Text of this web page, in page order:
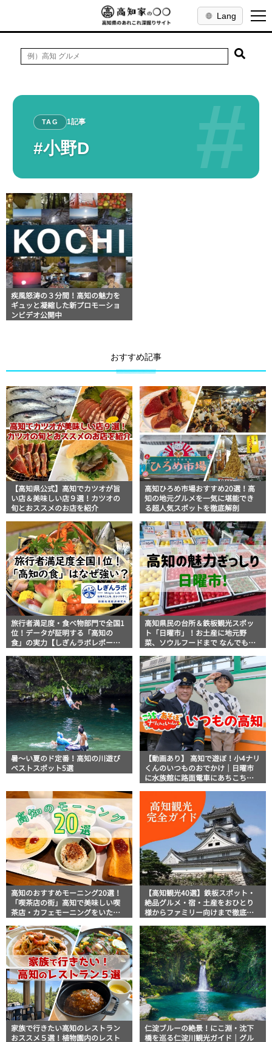
Lang
#
TAG 1記事
#小野D
疾風怒涛の３分間！高知の魅力を
ギュッと凝縮した新プロモーショ
ンビデオ公開中
おすすめ記事
【高知県公式】高知でカツオが旨
い店＆美味しい店９選！カツオの
旬とおススメのお店を紹介
高知ひろめ市場おすすめ20選！高
知の地元グルメを一気に堪能でき
る超人気スポットを徹底解剖
旅行者満足度・食べ物部門で全国1
位！データが証明する「高知の
食」の実力【しぎんラボレポー
高知県民の台所＆鉄板観光スポッ
ト「日曜市」！お土産に地元野
菜、ソウルフードまで なんでもそ
説！
暑～い夏のド定番！高知の川遊び
ベストスポット5選
【動画あり】 高知で遊ぼ！小4ナリ
くんのいつものおでかけ｜日曜市
に水族館に路面電車にあちこち巡
高知のおすすめモーニング20選！
「喫茶店の街」高知で美味しい喫
茶店・カフェモーニングをいただ
【高知観光40選】鉄板スポット・
絶品グルメ・宿・土産をおひとり
様からファミリー向けまで徹底解
家族で行きたい高知のレストラン
おススメ５選！植物園内のレスト
仁淀ブルーの絶景！にこ淵・沈下
橋を巡る仁淀川観光ガイド｜グル